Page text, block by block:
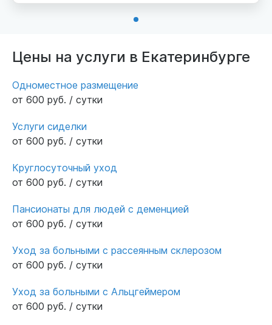
Цены на услуги в Екатеринбурге
Одноместное размещение
от 600 руб. / сутки
Услуги сиделки
от 600 руб. / сутки
Круглосуточный уход
от 600 руб. / сутки
Пансионаты для людей с деменцией
от 600 руб. / сутки
Уход за больными с рассеянным склерозом
от 600 руб. / сутки
Уход за больными с Альцгеймером
от 600 руб. / сутки